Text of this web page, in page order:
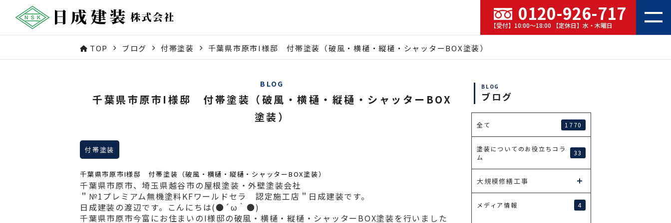
0120-926-717
【受付】10:00～18:00 【定休日】水・木曜日
TOP ブログ 付帯塗装 千葉県市原市I様邸 付帯塗装（破風・横樋・縦樋・シャッターBOX塗装）
BLOG
千葉県市原市I様邸 付帯塗装（破風・横樋・縦樋・シャッターBOX
塗装）
付帯塗装
千葉県市原市I様邸 付帯塗装（破風・横樋・縦樋・シャッターBOX塗装）
千葉県市原市、埼玉県越谷市の屋根塗装・外壁塗装会社
＂№1プレミアム無機塗料KFワールドセラ 認定施工店＂日成建装です。
日成建装の渡辺です。こんにちは(●´ω｀●)
千葉県市原市今富にお住まいのI様邸の破風・横樋・縦樋・シャッターBOX塗装を行いました
BLOG
ブログ
全て 1770
塗装についてのお役立ちコラ
ム
33
大規模修繕工事
メディア情報 4